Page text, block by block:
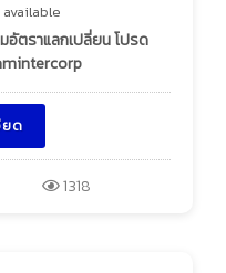
อัตราแลกเปลี่ยน โปรด
ยด
1318